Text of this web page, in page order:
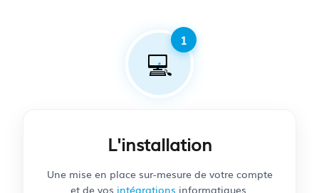
L'installation
Une mise en place sur-mesure de votre compte
et de vos intégrations informatiques,
💻